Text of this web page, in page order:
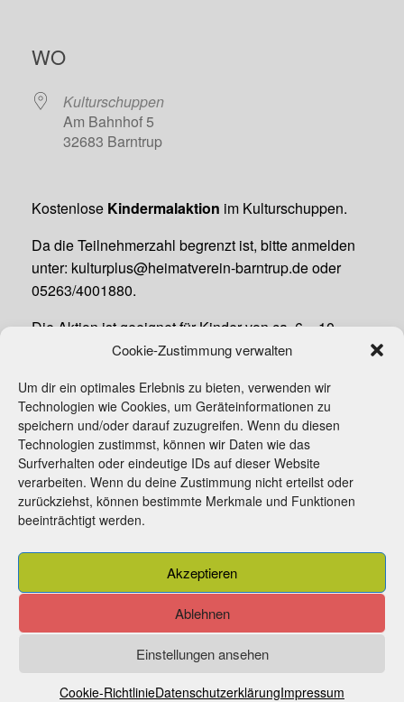
Cookie-Zustimmung verwalten
Um dir ein optimales Erlebnis zu bieten, verwenden wir
Technologien wie Cookies, um Geräteinformationen zu
speichern und/oder darauf zuzugreifen. Wenn du diesen
Technologien zustimmst, können wir Daten wie das
Surfverhalten oder eindeutige IDs auf dieser Website
verarbeiten. Wenn du deine Zustimmung nicht erteilst oder
zurückziehst, können bestimmte Merkmale und Funktionen
beeinträchtigt werden.
Akzeptieren
Ablehnen
Einstellungen ansehen
Cookie-RichtlinieDatenschutzerklärungImpressum
WO
Kulturschuppen
Am Bahnhof 5
32683 Barntrup
Kostenlose Kindermalaktion im Kulturschuppen.
Da die Teilnehmerzahl begrenzt ist, bitte anmelden
unter: kulturplus@heimatverein-barntrup.deoder
05263/4001880.
Die Aktion ist geeignet für Kinder von ca. 6 – 10
Jahren. Teilnahme selbständig ohne Eltern.
Mitzubringen: Spaß am Malen, sonst nichts.
Beitrittserklärung
Cookie-Richtlinie (EU)